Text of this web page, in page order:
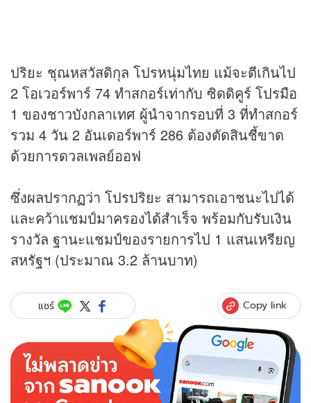
ปริยะ ชุณหสวัสดิกุล โปรหนุ่มไทย แม้จะตีเกินไป
2 โอเวอร์พาร์ 74 ทำสกอร์เท่ากับ ซิดดิคูร์ โปรมือ
1 ของชาวบังกลาเทศ ผู้นำจากรอบที่ 3 ที่ทำสกอร์
รวม 4 วัน 2 อันเดอร์พาร์ 286 ต้องตัดสินชี้ขาด
ด้วยการดวลเพลย์ออฟ
ซึ่งผลปรากฏว่า โปรปริยะ สามารถเอาชนะไปได้
และคว้าแชมป์มาครองได้สำเร็จ พร้อมกับรับเงิน
รางวัล ฐานะแชมป์ของรายการไป 1 แสนเหรียญ
สหรัฐฯ (ประมาณ 3.2 ล้านบาท)
แชร์ Copy link